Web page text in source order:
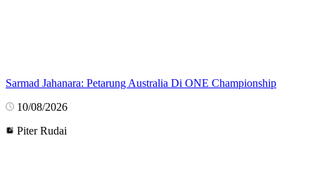
Sarmad Jahanara: Petarung Australia Di ONE Championship
10/08/2026
Piter Rudai